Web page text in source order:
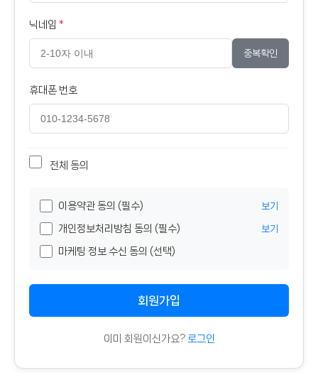
닉네임 *
중복확인
휴대폰 번호
전체 동의
이용약관 동의 (필수) 보기
개인정보처리방침 동의 (필수) 보기
마케팅 정보 수신 동의 (선택)
회원가입
이미 회원이신가요? 로그인